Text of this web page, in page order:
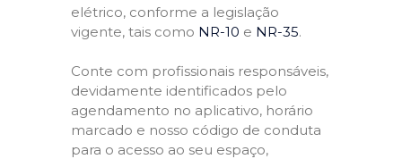
elétrico, conforme a legislação
vigente, tais como NR-10 e NR-35.
Conte com profissionais responsáveis,
devidamente identificados pelo
agendamento no aplicativo, horário
marcado e nosso código de conduta
para o acesso ao seu espaço,